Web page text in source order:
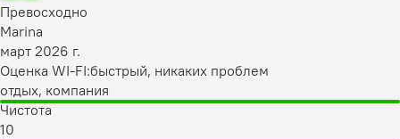
Превосходно
Marina
март 2026 г.
Оценка WI-FI:быстрый, никаких проблем
отдых, компания
Чистота
10